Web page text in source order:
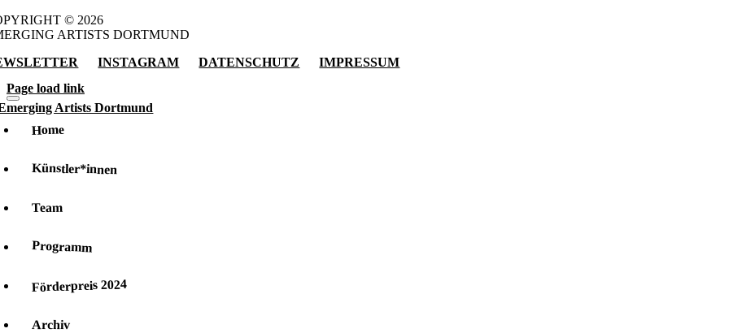
© 2026
ARTISTS DORTMUND
INSTAGRAM DATENSCHUTZ
IMPRESSUM
Page load link
Home
Künstler*innen
Team
Programm
Förderpreis 2024
Archiv